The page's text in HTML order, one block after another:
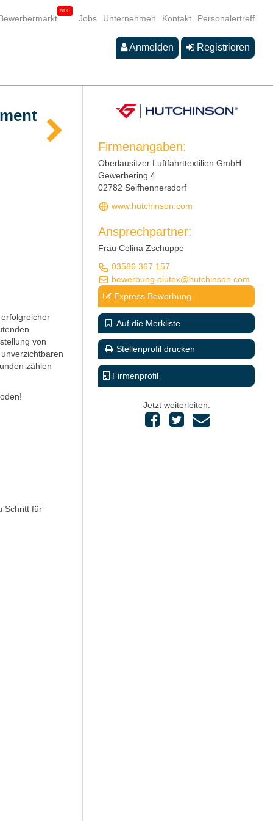
Jobs Unternehmen Kontakt Personalertreff
Anmelden Registrieren
von
zählen
Schritt für
Firmenangaben:
Oberlausitzer Luftfahrttextilien GmbH
Gewerbering 4
02782 Seifhennersdorf
www.hutchinson.com
Ansprechpartner:
Frau Celina Zschuppe
03586 367 157
bewerbung.olutex@hutchinson.com
Express Bewerbung
Auf die Merkliste
Stellenprofil drucken
Firmenprofil
Jetzt weiterleiten: